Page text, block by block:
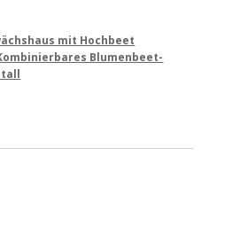
mit Hochbeet
Blumenbeet-